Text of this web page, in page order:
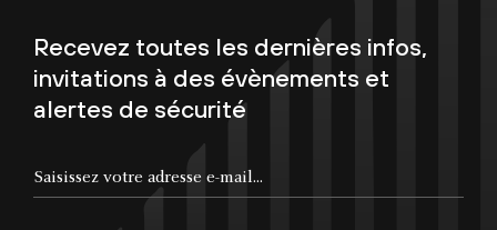
Recevez toutes les dernières infos,
invitations à des évènements et
alertes de sécurité